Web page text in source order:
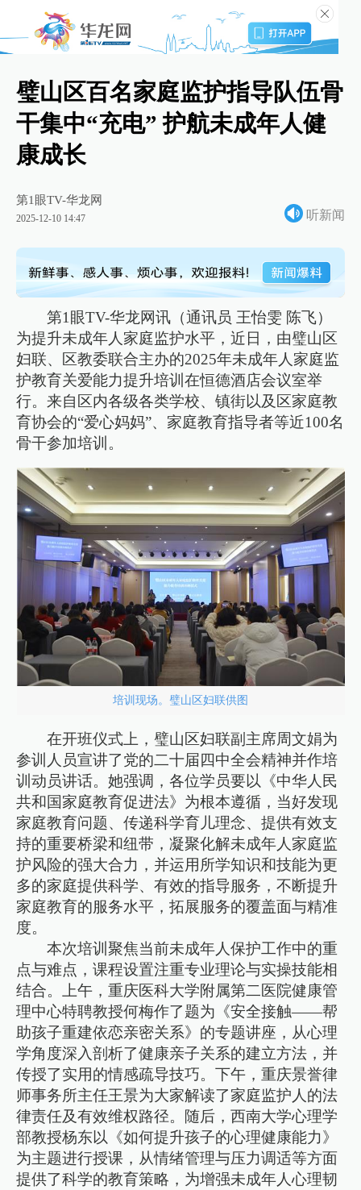
璧山区百名家庭监护指导队伍骨
干集中“充电” 护航未成年人健
康成长
第1眼TV-华龙网
2025-12-10 14:47 听新闻
第1眼TV-华龙网讯（通讯员 王怡雯 陈飞）
为提升未成年人家庭监护水平，近日，由璧山区
妇联、区教委联合主办的2025年未成年人家庭监
护教育关爱能力提升培训在恒德酒店会议室举
行。来自区内各级各类学校、镇街以及区家庭教
育协会的“爱心妈妈”、家庭教育指导者等近100名
骨干参加培训。
培训现场。璧山区妇联供图
在开班仪式上，璧山区妇联副主席周文娟为
参训人员宣讲了党的二十届四中全会精神并作培
训动员讲话。她强调，各位学员要以《中华人民
共和国家庭教育促进法》为根本遵循，当好发现
家庭教育问题、传递科学育儿理念、提供有效支
持的重要桥梁和纽带，凝聚化解未成年人家庭监
护风险的强大合力，并运用所学知识和技能为更
多的家庭提供科学、有效的指导服务，不断提升
家庭教育的服务水平，拓展服务的覆盖面与精准
度。
本次培训聚焦当前未成年人保护工作中的重
点与难点，课程设置注重专业理论与实操技能相
结合。上午，重庆医科大学附属第二医院健康管
理中心特聘教授何梅作了题为《安全接触——帮
助孩子重建依恋亲密关系》的专题讲座，从心理
学角度深入剖析了健康亲子关系的建立方法，并
传授了实用的情感疏导技巧。下午，重庆景誉律
师事务所主任王景为大家解读了家庭监护人的法
律责任及有效维权路径。随后，西南大学心理学
部教授杨东以《如何提升孩子的心理健康能力》
为主题进行授课，从情绪管理与压力调适等方面
提供了科学的教育策略，为增强未成年人心理韧